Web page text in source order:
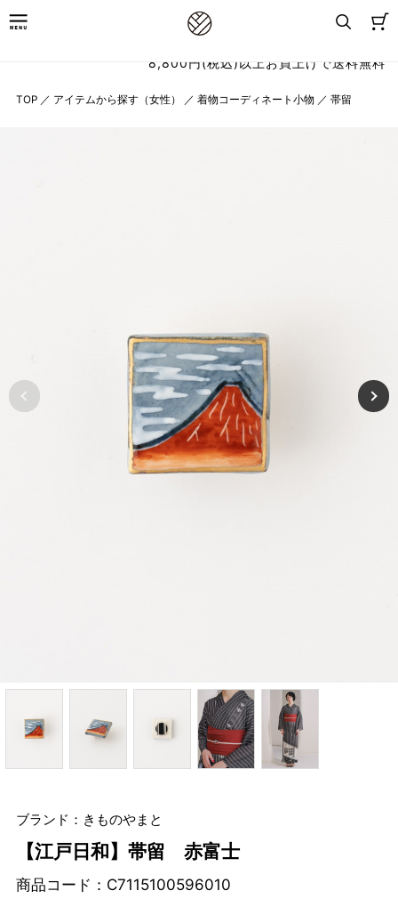
8,800円(税込)以上お買上げで送料無料
TOP ／ アイテムから探す（女性） ／ 着物コーディネート小物 ／ 帯留
ブランド：きものやまと
【江戸日和】帯留 赤富士
商品コード： C7115100596010